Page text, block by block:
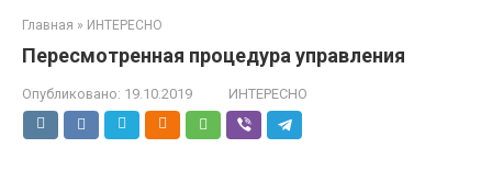
Главная » ИНТЕРЕСНО
Пересмотренная процедура управления
Опубликовано: 19.10.2019 ИНТЕРЕСНО